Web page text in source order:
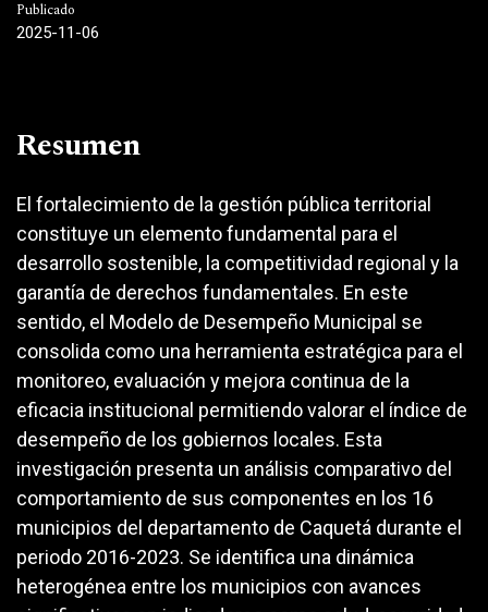
Publicado
2025-11-06
Resumen
El fortalecimiento de la gestión pública territorial
constituye un elemento fundamental para el
desarrollo sostenible, la competitividad regional y la
garantía de derechos fundamentales. En este
sentido, el Modelo de Desempeño Municipal se
consolida como una herramienta estratégica para el
monitoreo, evaluación y mejora continua de la
eficacia institucional permitiendo valorar el índice de
desempeño de los gobiernos locales. Esta
investigación presenta un análisis comparativo del
comportamiento de sus componentes en los 16
municipios del departamento de Caquetá durante el
periodo 2016-2023. Se identifica una dinámica
heterogénea entre los municipios con avances